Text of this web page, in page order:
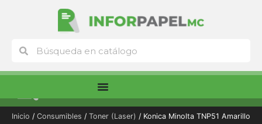
Buscar
Inicio / Consumibles / Toner (Laser) / Konica Minolta TNP51 Amarillo